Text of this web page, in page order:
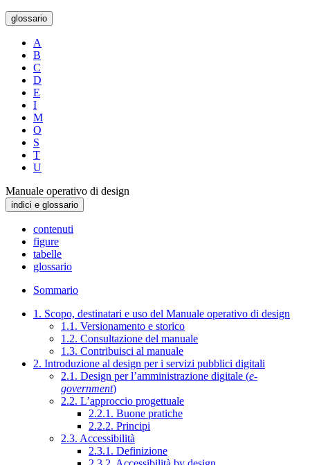
glossario
A
B
C
D
E
I
M
O
S
T
U
Manuale operativo di design
indici e glossario
contenuti
figure
tabelle
glossario
Sommario
1. Scopo, destinatari e uso del Manuale operativo di design
1.1. Versionamento e storico
1.2. Consultazione del manuale
1.3. Contribuisci al manuale
2. Introduzione al design per i servizi pubblici digitali
2.1. Design per l’amministrazione digitale (e-
government)
2.2. L’approccio progettuale
2.2.1. Buone pratiche
2.2.2. Principi
2.3. Accessibilità
2.3.1. Definizione